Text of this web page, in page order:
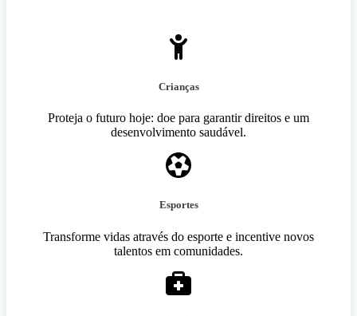
Crianças
Proteja o futuro hoje: doe para garantir direitos e um
desenvolvimento saudável.
Esportes
Transforme vidas através do esporte e incentive novos
talentos em comunidades.